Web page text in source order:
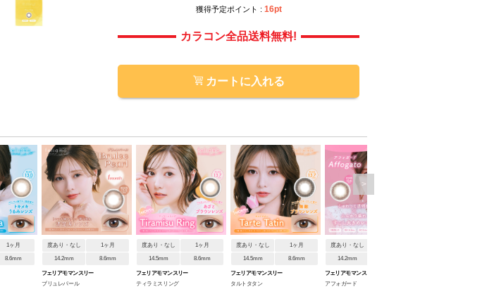
獲得予定ポイント : 16pt
カラコン全品送料無料!
カートに入れる
1ヶ月
8.6mm
度あり・なし 1ヶ月
14.2mm 8.6mm
フェリアモ マンスリー
ブリュレパール
度あり・なし 1ヶ月
14.5mm 8.6mm
フェリアモ マンスリー
ティラミスリング
度あり・なし 1ヶ月
14.5mm 8.6mm
フェリアモ マンスリー
タルトタタン
度あり・なし
14.2mm
フェリアモ マンスリー
アフォガード
>